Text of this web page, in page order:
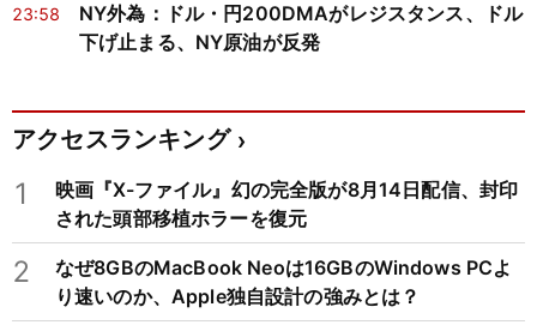
23:58
NY外為：ドル・円200DMAがレジスタンス、ドル
下げ止まる、NY原油が反発
アクセスランキング
1
映画『X-ファイル』幻の完全版が8月14日配信、封印
された頭部移植ホラーを復元
2
なぜ8GBのMacBook Neoは16GBのWindows PCよ
り速いのか、Apple独自設計の強みとは？